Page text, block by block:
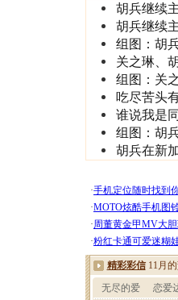
胡兵继续
胡兵继续
组图：胡
关之琳、
组图：关
吃尽苦头
谁说我是
组图：胡
胡兵在新